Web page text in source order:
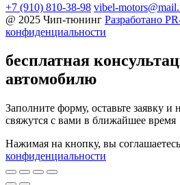
+7 (910) 810-38-98 vibel-
@ 2025 Чип-тюнинг Разработано
конфиденциальности
бесплатная
автомобилю
Заполните форму, оставьте заявку
свяжутся с вами в ближайшее время
Нажимая на кнопку, вы
конфиденциальности